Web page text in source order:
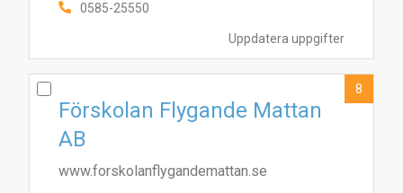
Uppdatera uppgifter
0585-25550
Förskolan Flygande Mattan
AB
www.forskolanflygandemattan.se
8